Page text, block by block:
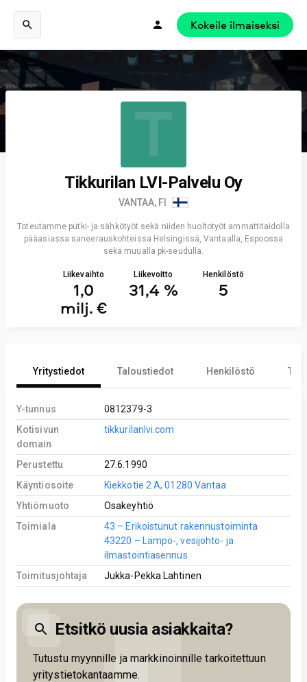
Kokeile ilmaiseksi
T
Tikkurilan LVI-Palvelu Oy
VANTAA, FI
Toteutamme putki- ja sähkötyöt sekä niiden huoltotyöt ammattitaidolla
pääasiassa saneerauskohteissa Helsingissä, Vantaalla, Espoossa
sekä muualla pk-seudulla.
Liikevaihto
1,0
milj. €
Liikevoitto
31,4 %
Henkilöstö
5
Yritystiedot Taloustiedot Henkilöstö
Y-tunnus
0812379-3
Kotisivun
domain
tikkurilanlvi.com
Perustettu
27.6.1990
Käyntiosoite
Kiekkotie 2 A, 01280 Vantaa
Yhtiömuoto
Osakeyhtiö
Toimiala
43 – Erikoistunut rakennustoiminta
43220 – Lämpö-, vesijohto- ja
ilmastointiasennus
Toimitusjohtaja
Jukka-Pekka Lahtinen
Etsitkö uusia asiakkaita?
Tutustu myynnille ja markkinoinnille tarkoitettuun
yritystietokantaamme.